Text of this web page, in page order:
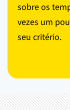
sobre os
vezes um
seu critério.